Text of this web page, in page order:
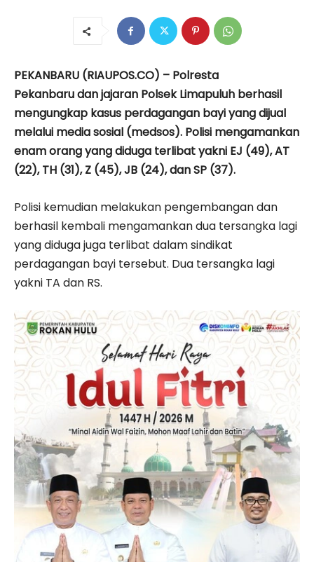
PEKANBARU (RIAUPOS.CO) – Polresta
Pekanbaru dan jajaran Polsek Limapuluh berhasil
mengungkap kasus perdagangan bayi yang dijual
melalui media sosial (medsos). Polisi mengamankan
enam orang yang diduga terlibat yakni EJ (49), AT
(22), TH (31), Z (45), JB (24), dan SP (37).
Polisi kemudian melakukan pengembangan dan
berhasil kembali mengamankan dua tersangka lagi
yang diduga juga terlibat dalam sindikat
perdagangan bayi tersebut. Dua tersangka lagi
yakni TA dan RS.